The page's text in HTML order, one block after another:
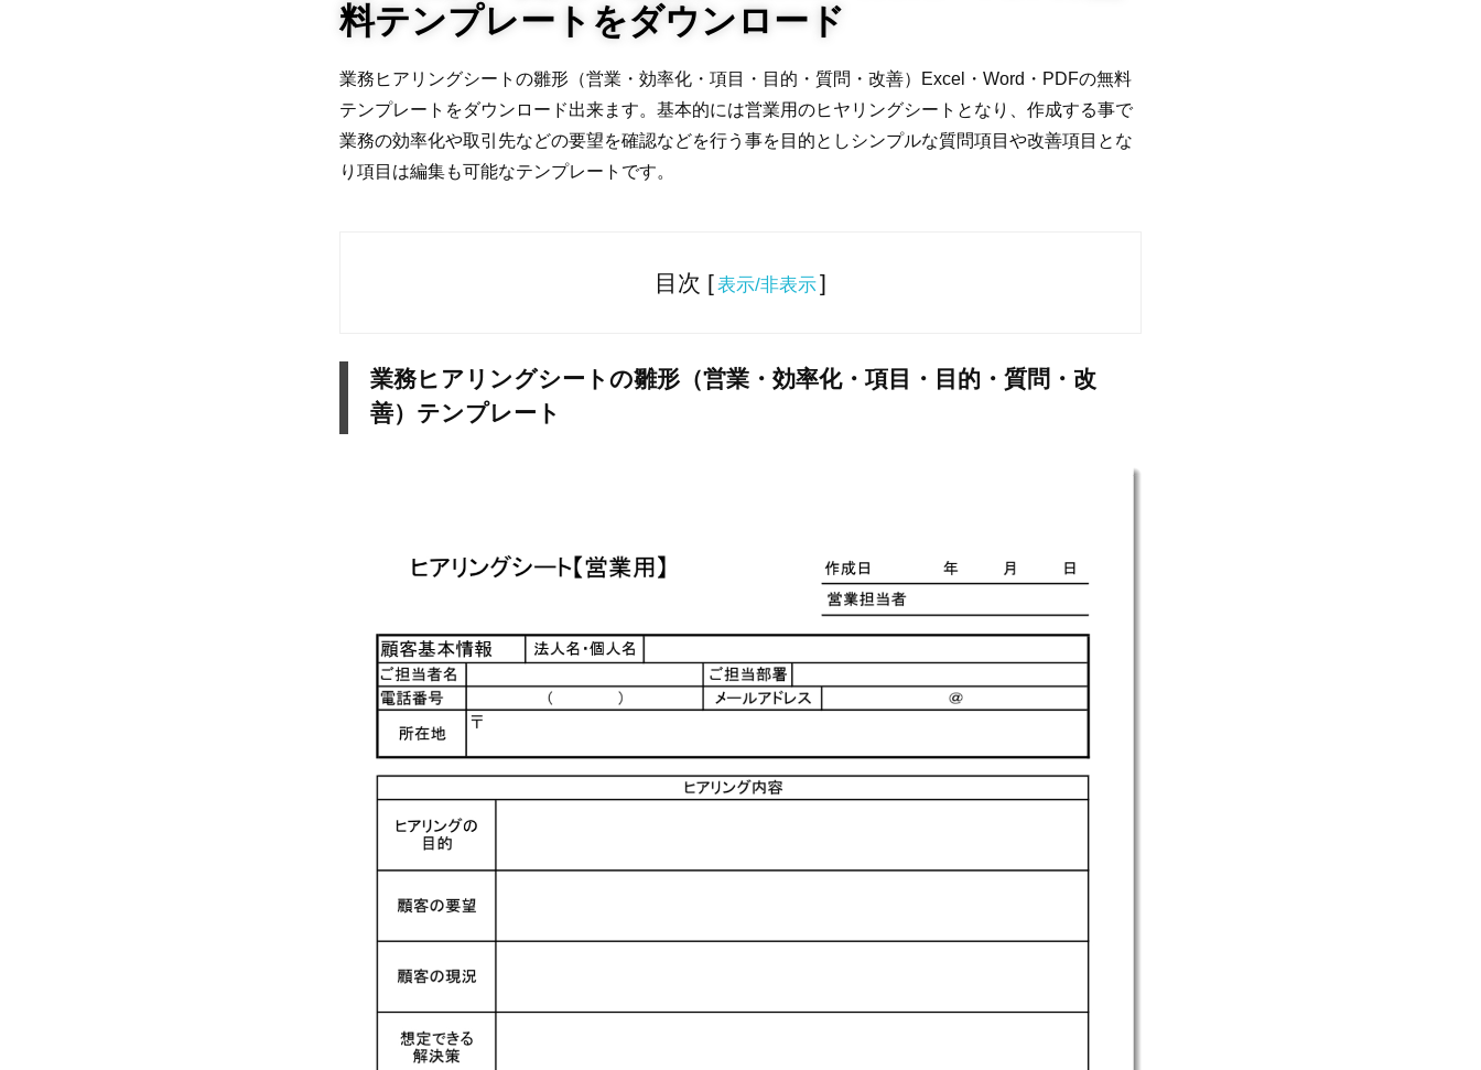
料テンプレートをダウンロード
業務ヒアリングシートの雛形（営業・効率化・項目・目的・質問・改善）Excel・Word・PDFの無料
テンプレートをダウンロード出来ます。基本的には営業用のヒヤリングシートとなり、作成する事で
業務の効率化や取引先などの要望を確認などを行う事を目的としシンプルな質問項目や改善項目とな
り項目は編集も可能なテンプレートです。
目次 [表示/非表示]
業務ヒアリングシートの雛形（営業・効率化・項目・目的・質問・改
善）テンプレート